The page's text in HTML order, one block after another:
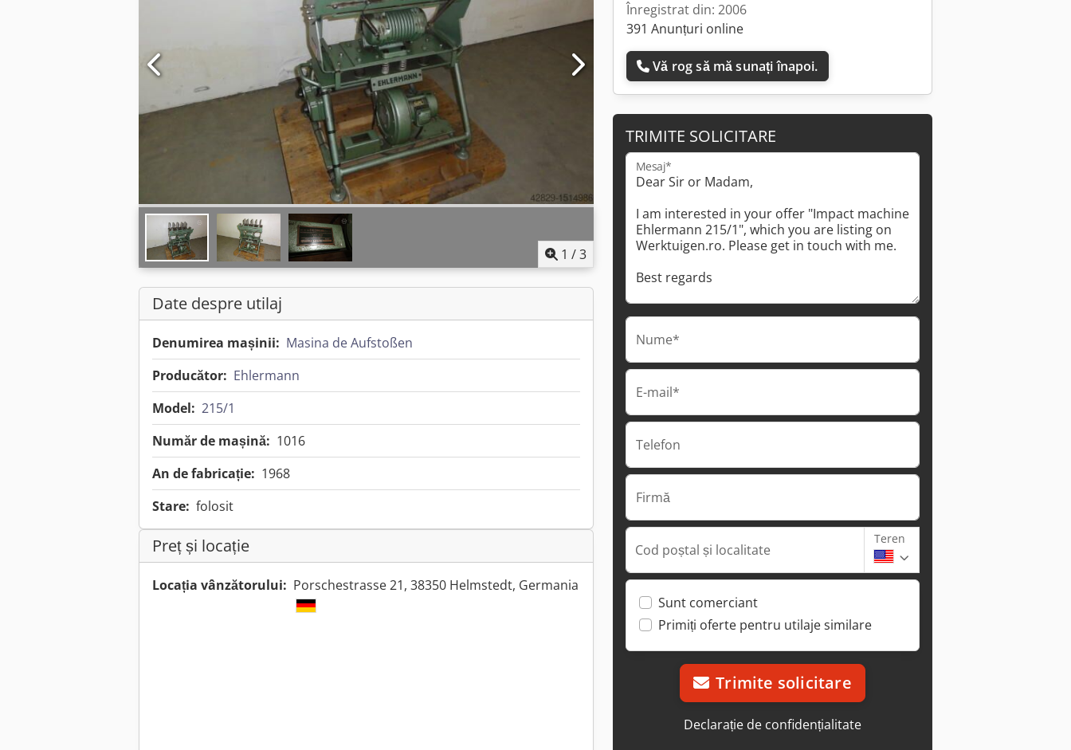
1 /3
Date despre utilaj
Denumirea mașinii: Masina de Aufstoßen
Producător: Ehlermann
Model: 215/1
Număr de mașină: 1016
An de fabricație: 1968
Stare: folosit
Preț și locație
Locația vânzătorului: Porschestrasse 21, 38350 Helmstedt, Germania
Înregistrat din: 2006
391 Anunțuri online
Vă rog să mă sunați înapoi.
TRIMITE SOLICITARE
Mesaj*
Nume*
E-mail*
Telefon
Firmă
Cod poștal și localitate
Teren
Sunt comerciant
Primiți oferte pentru utilaje similare
Trimite solicitare
Declarație de confidențialitate